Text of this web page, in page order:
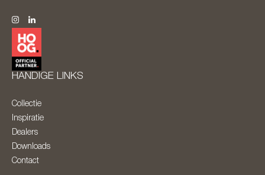
HANDIGE LINKS
Collectie
Inspiratie
Dealers
Downloads
Contact